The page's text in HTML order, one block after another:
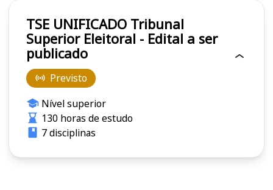
TSE UNIFICADO Tribunal
Superior Eleitoral - Edital a ser
publicado
Previsto
Nível superior
130 horas de estudo
7 disciplinas